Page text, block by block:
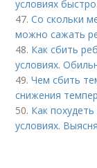
условиях
47.Со скольки
можно сажать
48. Как сбить
условиях.
49.Чем сбить
снижения
50. Как
условиях.